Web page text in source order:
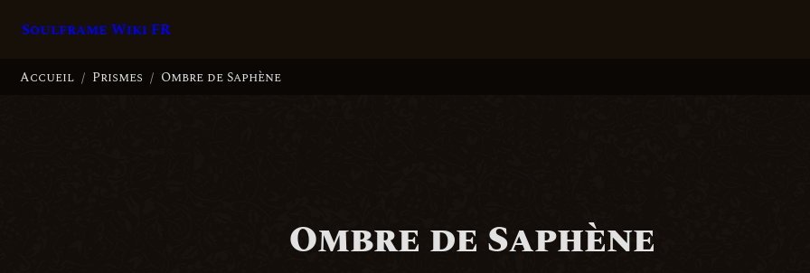
Soulframe Wiki FR
Accueil / Prismes / Ombre de Saphène
Ombre de Saphène